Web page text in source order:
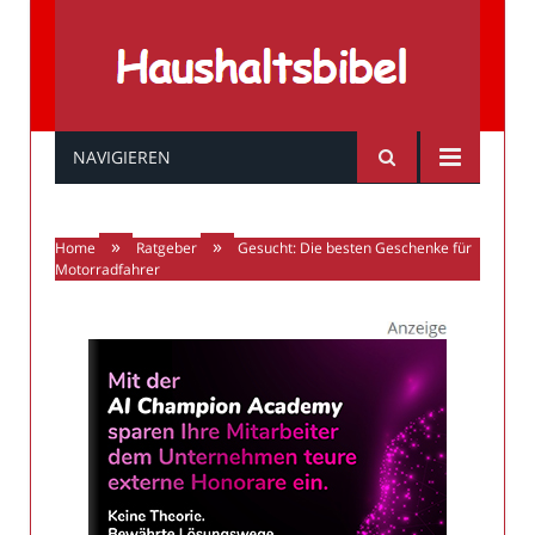
Haushaltsbibel
NAVIGIEREN
Home » Ratgeber »
Gesucht: Die besten Geschenke für
Motorradfahrer